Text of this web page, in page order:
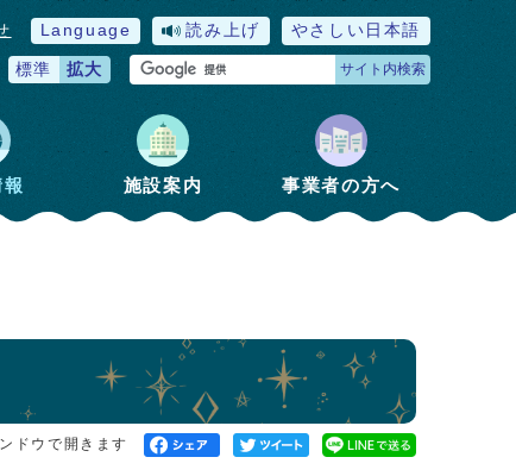
Language 読み上げ やさしい日本語
標準 拡大 サイト内検索
施設案内 事業者の方へ
ドウで開きます